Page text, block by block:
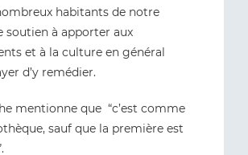
habitants de notre
soutien à apporter aux
et à la culture en général
d’y remédier.
mentionne que “c’est comme
sauf que la première est